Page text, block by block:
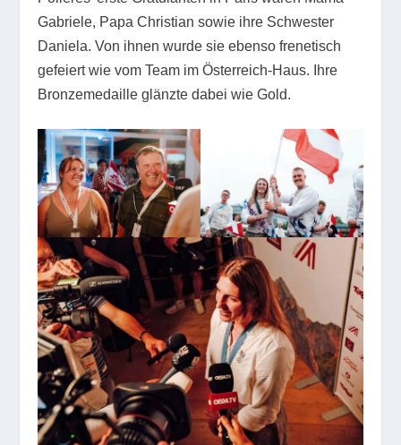
Gabriele, Papa Christian sowie ihre Schwester
Daniela. Von ihnen wurde sie ebenso frenetisch
gefeiert wie vom Team im Österreich-Haus. Ihre
Bronzemedaille glänzte dabei wie Gold.